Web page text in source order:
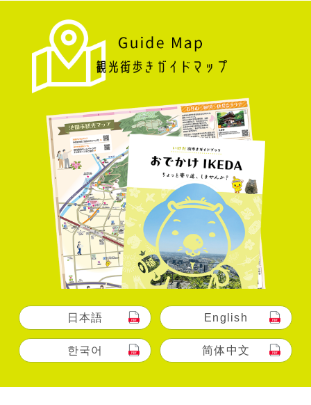
日本語 English
한국어 简体中文